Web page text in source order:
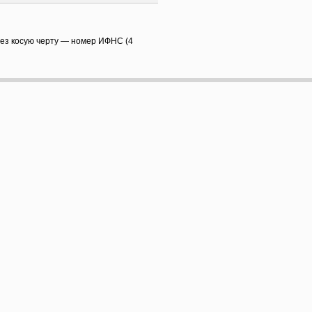
косую черту — номер ИФНС (4